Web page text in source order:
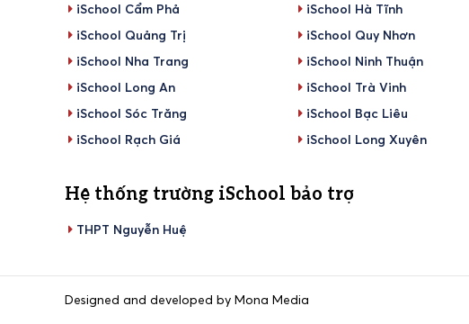
iSchool Cẩm Phả
iSchool Hà Tĩnh
iSchool Quảng Trị
iSchool Quy Nhơn
iSchool Nha Trang
iSchool Ninh Thuận
iSchool Long An
iSchool Trà Vinh
iSchool Sóc Trăng
iSchool Bạc Liêu
iSchool Rạch Giá
iSchool Long Xuyên
Hệ thống trường iSchool bảo trợ
THPT Nguyễn Huệ
Designed and developed by Mona Media